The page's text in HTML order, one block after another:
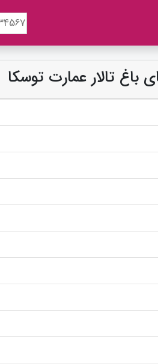
باغ تالار عمارت توسکا